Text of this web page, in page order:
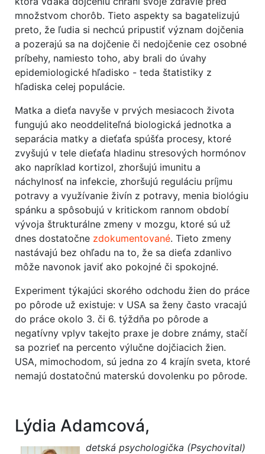
množstvom chorôb. Tieto aspekty sa bagatelizujú
preto, že ľudia si nechcú pripustiť význam dojčenia
a pozerajú sa na dojčenie či nedojčenie cez osobné
príbehy, namiesto toho, aby brali do úvahy
epidemiologické hľadisko - teda štatistiky z
hľadiska celej populácie.
Matka a dieťa navyše v prvých mesiacoch života
fungujú ako neoddeliteľná biologická jednotka a
separácia matky a dieťaťa spúšťa procesy, ktoré
zvyšujú v tele dieťaťa hladinu stresových hormónov
ako napríklad kortizol, zhoršujú imunitu a
náchylnosť na infekcie, zhoršujú reguláciu príjmu
potravy a využívanie živín z potravy, menia biológiu
spánku a spôsobujú v kritickom rannom období
vývoja štrukturálne zmeny v mozgu, ktoré sú už
dnes dostatočne zdokumentované. Tieto zmeny
nastávajú bez ohľadu na to, že sa dieťa zdanlivo
môže navonok javiť ako pokojné či spokojné.
Experiment týkajúci skorého odchodu žien do práce
po pôrode už existuje: v USA sa ženy často vracajú
do práce okolo 3. či 6. týždňa po pôrode a
negatívny vplyv takejto praxe je dobre známy, stačí
sa pozrieť na percento výlučne dojčiacich žien.
USA, mimochodom, sú jedna zo 4 krajín sveta, ktoré
nemajú dostatočnú materskú dovolenku po pôrode.
Lýdia Adamcová,
detská psychologička (Psychovital)